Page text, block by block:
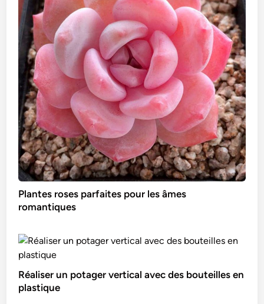
Plantes roses parfaites pour les âmes
romantiques
Réaliser un potager vertical avec des bouteilles en
plastique